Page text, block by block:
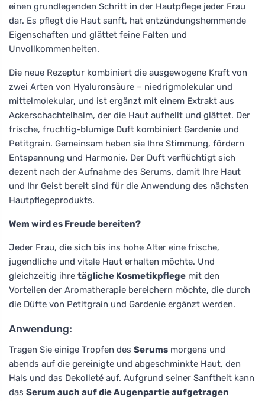
einen grundlegenden Schritt in der Hautpflege jeder Frau
dar. Es pflegt die Haut sanft, hat entzündungshemmende
Eigenschaften und glättet feine Falten und
Unvollkommenheiten.
Die neue Rezeptur kombiniert die ausgewogene Kraft von
zwei Arten von Hyaluronsäure – niedrigmolekular und
mittelmolekular, und ist ergänzt mit einem Extrakt aus
Ackerschachtelhalm, der die Haut aufhellt und glättet. Der
frische, fruchtig-blumige Duft kombiniert Gardenie und
Petitgrain. Gemeinsam heben sie Ihre Stimmung, fördern
Entspannung und Harmonie. Der Duft verflüchtigt sich
dezent nach der Aufnahme des Serums, damit Ihre Haut
und Ihr Geist bereit sind für die Anwendung des nächsten
Hautpflegeprodukts.
Wem wird es Freude bereiten?
Jeder Frau, die sich bis ins hohe Alter eine frische,
jugendliche und vitale Haut erhalten möchte. Und
gleichzeitig ihre tägliche Kosmetikpflege mit den
Vorteilen der Aromatherapie bereichern möchte, die durch
die Düfte von Petitgrain und Gardenie ergänzt werden.
Anwendung:
Tragen Sie einige Tropfen des Serums morgens und
abends auf die gereinigte und abgeschminkte Haut, den
Hals und das Dekolleté auf. Aufgrund seiner Sanftheit kann
das Serum auch auf die Augenpartie aufgetragen